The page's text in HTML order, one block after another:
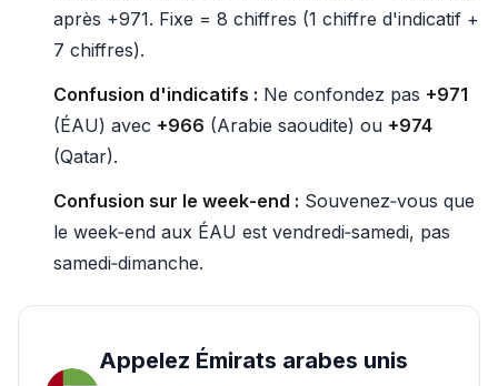
après +971. Fixe = 8 chiffres (1 chiffre d'indicatif +
7 chiffres).
Confusion d'indicatifs : Ne confondez pas +971
(ÉAU) avec +966 (Arabie saoudite) ou +974
(Qatar).
Confusion sur le week‑end : Souvenez‑vous que
le week‑end aux ÉAU est vendredi‑samedi, pas
samedi‑dimanche.
Appelez Émirats arabes unis